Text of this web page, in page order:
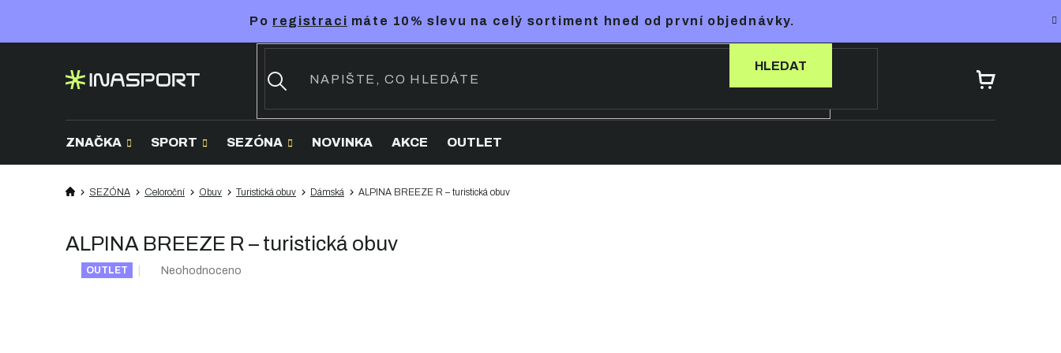
Po registraci máte 10% slevu na celý sortiment hned od první objednávky.
HLEDAT
NÁKUPNÍ
ZNAČKA SPORT SEZÓNA NOVINKA AKCE OUTLET
SEZÓNA Celoroční Obuv Turistická obuv Dámská ALPINA BREEZE R – turistická obuv
ALPINA BREEZE R – turistická obuv
OUTLET
Průměrné
Neohodnoceno